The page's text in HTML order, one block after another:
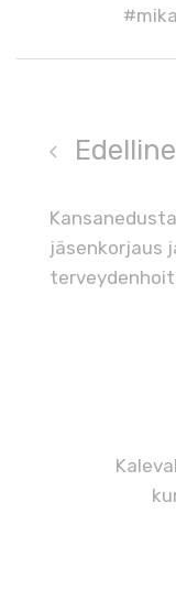
jäsenkorjaus